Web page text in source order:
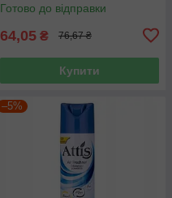
Готово до відправки
64,05 ₴ 76,67 ₴
Купити
–5%